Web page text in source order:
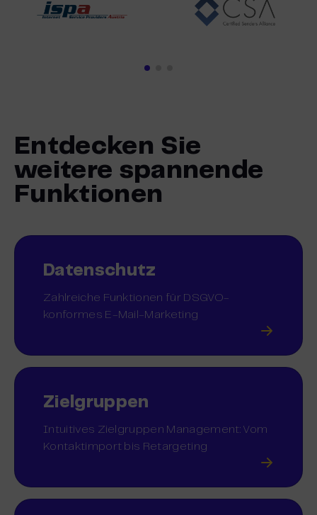
Entdecken Sie
weitere spannende
Funktionen
Datenschutz
Zahlreiche Funktionen für DSGVO-
konformes E-Mail-Marketing
Zielgruppen
Intuitives Zielgruppen Management: Vom
Kontaktimport bis Retargeting